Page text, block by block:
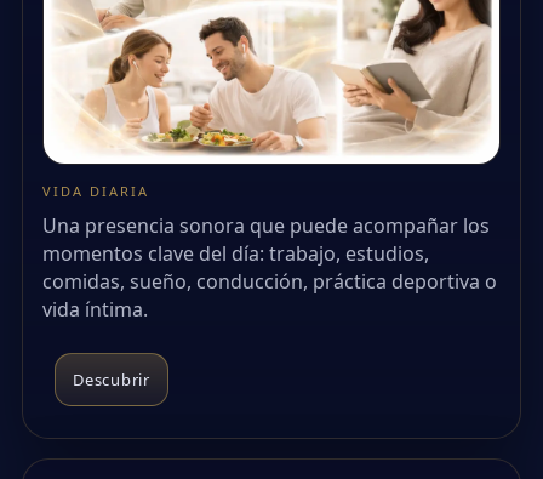
VIDA DIARIA
Una presencia sonora que puede acompañar los
momentos clave del día: trabajo, estudios,
comidas, sueño, conducción, práctica deportiva o
vida íntima.
Descubrir